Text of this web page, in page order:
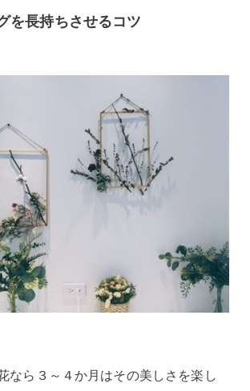
長持ちさせるコツ
なら３～４か月はその美しさを楽し